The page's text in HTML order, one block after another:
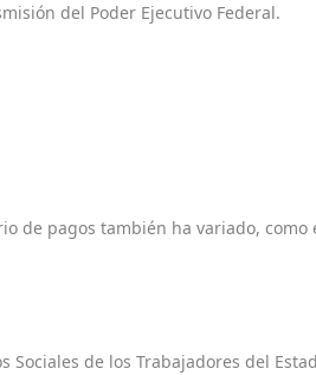
del Poder Ejecutivo Federal.
de pagos también ha variado, como
de los Trabajadores del